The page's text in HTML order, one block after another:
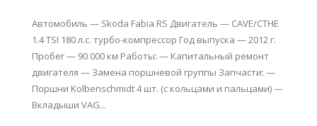
Автомобиль — Skoda Fabia RS Двигатель — CAVE/CTHE
1.4 TSI 180 л.с. турбо-компрессор Год выпуска — 2012 г.
Пробег — 90 000 км Работы: — Капитальный ремонт
двигателя — Замена поршневой группы Запчасти: —
Поршни Kolbenschmidt 4 шт. (с кольцами и пальцами) —
Вкладыши VAG...